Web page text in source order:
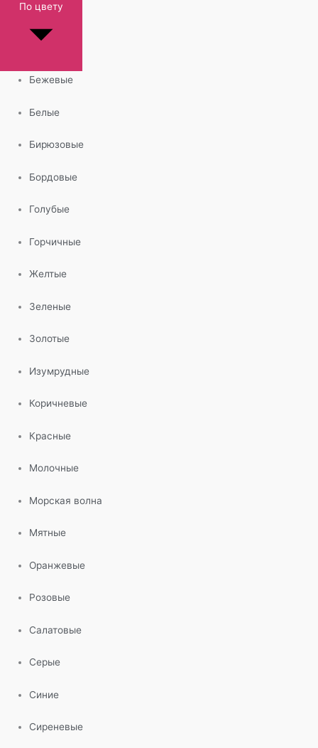
По цвету
Бежевые
Белые
Бирюзовые
Бордовые
Голубые
Горчичные
Желтые
Зеленые
Золотые
Изумрудные
Коричневые
Красные
Молочные
Морская волна
Мятные
Оранжевые
Розовые
Салатовые
Серые
Синие
Сиреневые